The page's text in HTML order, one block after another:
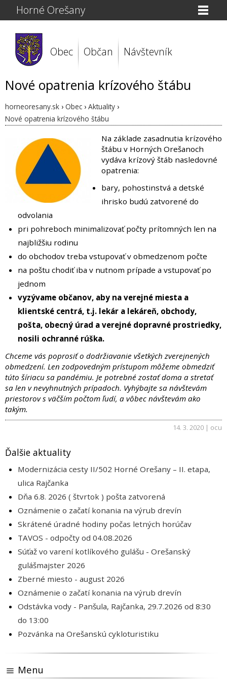
Horné Orešany
Obec Občan Návštevník
Nové opatrenia krízového štábu
horneoresany.sk › Obec › Aktuality ›
Nové opatrenia krízového štábu
Na základe zasadnutia krízového
štábu v Horných Orešanoch
vydáva krízový štáb nasledovné
opatrenia:
bary, pohostinstvá a detské
ihrisko budú zatvorené do
odvolania
pri pohreboch minimalizovať počty prítomných len na
najbližšiu rodinu
do obchodov treba vstupovať v obmedzenom počte
na poštu chodiť iba v nutnom prípade a vstupovať po
jednom
vyzývame občanov, aby na verejné miesta a
klientské centrá, t.j. lekár a lekáreň, obchody,
pošta, obecný úrad a verejné dopravné prostriedky,
nosili ochranné rúška.
Chceme vás poprosiť o dodržiavanie všetkých zverejnených
obmedzení. Len zodpovedným prístupom môžeme obmedziť
túto šíriacu sa pandémiu. Je potrebné zostať doma a stretať
sa len v nevyhnutných prípadoch. Vyhýbajte sa návštevám
priestorov s väčším počtom ľudí, a vôbec návštevám ako
takým.
14. 3. 2020 | ocu
Ďalšie aktuality
Modernizácia cesty II/502 Horné Orešany – II. etapa,
ulica Rajčanka
Dňa 6.8. 2026 ( štvrtok ) pošta zatvorená
Oznámenie o začatí konania na výrub drevín
Skrátené úradné hodiny počas letných horúčav
TAVOS - odpočty od 04.08.2026
Súťaž vo varení kotlíkového gulášu - Orešanský
gulášmajster 2026
Zberné miesto - august 2026
Oznámenie o začatí konania na výrub drevín
Odstávka vody - Panšula, Rajčanka, 29.7.2026 od 8:30
do 13:00
Pozvánka na Orešanskú cykloturistiku
Menu